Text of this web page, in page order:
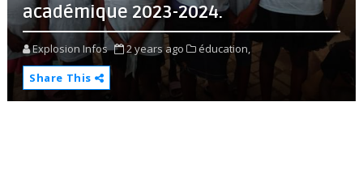
académique 2023-2024.
Explosion Infos 2 years ago
éducation,
Share This